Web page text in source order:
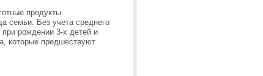
продукты
семьи. Без учета среднего
рождении 3-х детей и
которые предшествуют